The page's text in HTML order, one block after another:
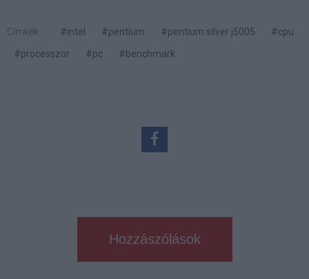
Címkék: #intel #pentium #pentium silver j5005
#cpu
#processzor
#pc #benchmark
Hozzászólások